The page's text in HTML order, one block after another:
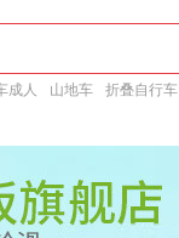
成人 山地车 折叠自行车